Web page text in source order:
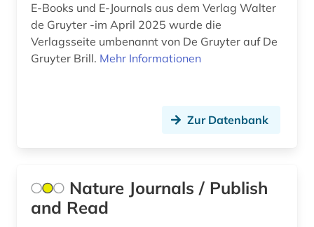
mineralogie (1)
molekularbiologie (2)
naturgeschichte (1)
E-Books und E-Journals aus dem Verlag Walter
de Gruyter -im April 2025 wurde die
Verlagsseite umbenannt von De Gruyter auf De
Gruyter Brill. Mehr Informationen
Zur Datenbank
Nature Journals / Publish
and Read